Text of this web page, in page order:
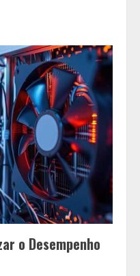
o Desempenho